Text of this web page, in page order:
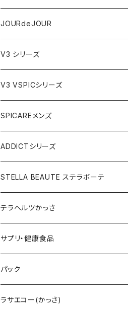
テラヘルツかっさデュアルカーブ
ビューティフェイススティック・リン
VSPIC C グロウミスト
VSPICサンセラム
レーザー&EMSリフトブラシPRO2.0
V3 Ｖスピック ブライトデリバリーC
V3 ＶスピックCマスク
V3インテリジェントファンデーション
スリムレイビタマインリポソームC
LIPADDICTヌードエスプレッソ
JOURdeJOURセット
JOURdeJOUR＆テラヘルツかっさセット
JOURdeJOUR＆美顔器セット
紫外線対策セット
V3ベースメイクセット
紫外線対策&抗酸化サプリ
JOURdeJOUR
メディテーションゲル32
VEGANクレンジング
JOURdeJOURセット
メディテーションゲル2本セット
メディテーションゲル&クレンジングセット
リップアディクトセット
V3 シリーズ
ルカドクリーム
V3エキサイティングファンデーション
レフィル
V3シャイニングファンデーション
レフィル
V3ブリリアントファンデーション
レフィル
V3インテリジェントファンデーション
レフィル
V3プライマー
VMファンデーション
セットアップパウダー
V3 VSPICシリーズ
Cサンセラム
VC美容液
Ｃグロウミスト
ブライトデリバリーC
Cマスク
Cトナー
Cエマルジョン
SPICAREメンズ
スターターセット
VMファンデーション
メンズクレンザー
メンズ化粧水
メンズオールインワンセラム
ADDICTシリーズ
ラッシュアディクト
ラッシュトランスカラ
まつ毛美容液
リップアディクト
ヘアーアディクト
STELLA BEAUTE ステラボーテ
ビューティフェイススティックRIN
ビューティフェイススティック2.0
レーザー＆EMSリフトブラシPRO2.0
テラヘルツかっさ
雫型
円盤
デュアルカーブ
サプリ・健康食品
V3ブライトデリバリーC
ホワイトパンドラ
パック
V3HARIセラム
ラサエコー(かっさ)